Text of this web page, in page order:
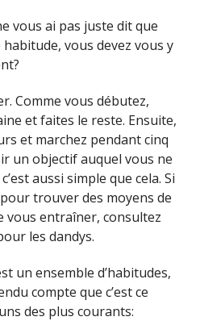
vous ai pas juste dit que
vous devez vous y
Comme vous débutez,
et faites le reste. Ensuite,
et marchez pendant cinq
un objectif auquel vous ne
aussi simple que cela. Si
trouver des moyens de
vous entraîner, consultez
les dandys.
un ensemble d’habitudes,
compte que c’est ce
des plus courants: